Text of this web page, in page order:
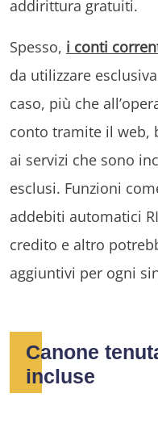
addirittura gratuiti.
Spesso, i conti
da utilizzare
caso, più che
conto tramite il web,
ai servizi che sono
esclusi. Funzioni
addebiti automatici
credito e altro
aggiuntivi per ogni
Canone
incluse